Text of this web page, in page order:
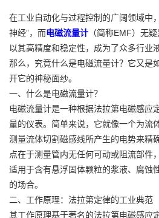
在工业自动化与过程控制的广阔领域中
神经”，而电磁流量计（简称EMF）无
以其高精度和稳定性，成为了众多行业
那么，究竟什么是电磁流量计？它又是
开它的神秘面纱。
一、什么是电磁流量计？
电磁流量计是一种根据法拉第电磁感应
量的仪表。简单来说，它就像一个为流
测量流体切割磁感线所产生的电势来精
点在于测量管内无任何可动或阻流部件
适用于含有悬浮固体颗粒的浆液、腐蚀
的场合。
二、工作原理：法拉第定律的工业典范
其工作原理基于著名的法拉第电磁感应